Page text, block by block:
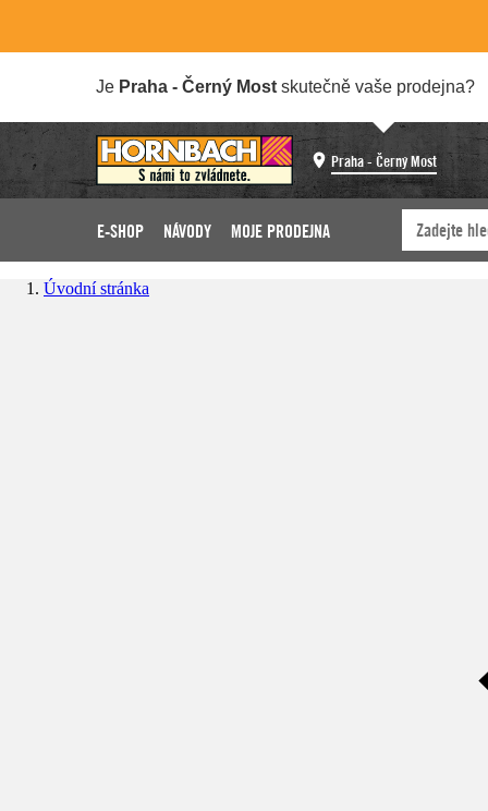
Je Praha - Černý Most skutečně vaše prodejna?
Praha - Černý Most
E-SHOP NÁVODY MOJE PRODEJNA
Úvodní stránka